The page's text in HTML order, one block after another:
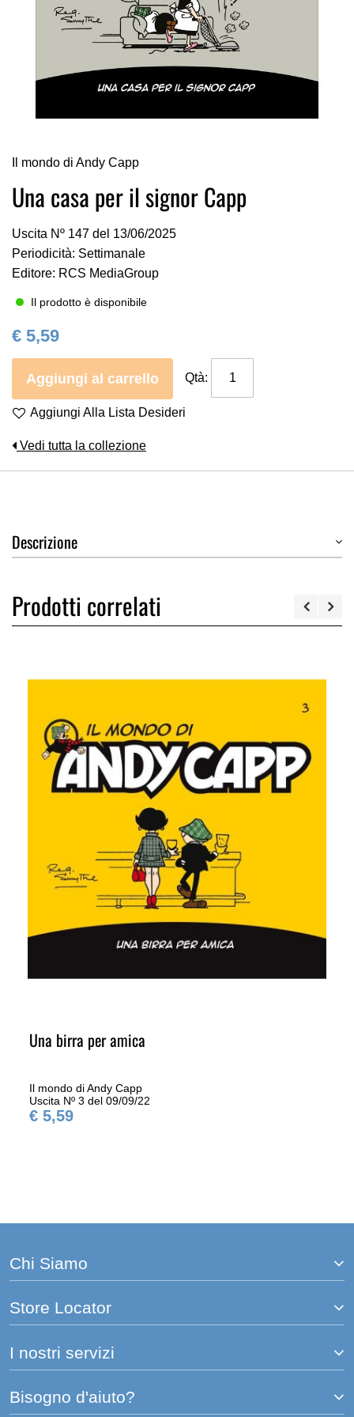
all'inizio
della
galleria
immagini
Il mondo di Andy Capp
Una casa per il signor Capp
Uscita Nº 147 del 13/06/2025
Periodicità: Settimanale
Editore: RCS MediaGroup
Il prodotto è disponibile
€ 5,59
Aggiungi al carrello Qtà:
Aggiungi Alla Lista Desideri
Vedi tutta la collezione
Descrizione
Prodotti correlati
Una birra per amica
Il mondo di Andy Capp
Uscita Nº 3 del 09/09/22
€ 5,59
Chi Siamo
Store Locator
I nostri servizi
Bisogno d'aiuto?